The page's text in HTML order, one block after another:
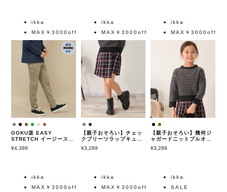
ikka
MAX￥3000off
GOKU楽 EASY
STRETCH イージースト
レッチ 5Pパンツ
4,389
ikka
MAX￥3000off
【親子おそろい】チェッ
クプリーツラップキュロ
ット（120~160cm）
3,289
ikka
MAX￥3000off
【親子おそろい】幾何ジ
ャガードニットプルオー
バー（120~160cm）
3,289
ikka
MAX￥3000off
ikka
MAX￥3000off
ikka
SALE